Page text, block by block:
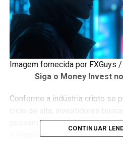
Imagem fornecida por FXGuys
Siga o Money Invest no
Conforme a indústria cripto se
possam superar players
o Ripple (XRP), em 2025. Três
CONTINUAR